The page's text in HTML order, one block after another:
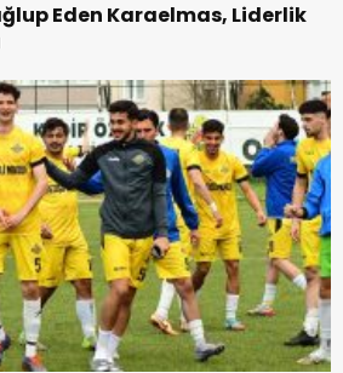
Eden Karaelmas, Liderlik